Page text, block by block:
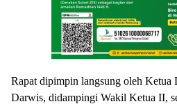
Rapat dipimpin langsung oleh Ketua
Darwis, didampingi Wakil Ketua II,